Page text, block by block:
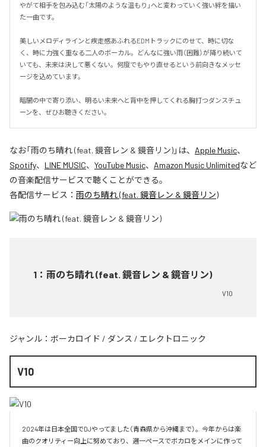
やがて相手を包み込む「太陽のような温もり」へと変わっていく強い絆を描い
た一曲です。
美しいメロディラインと疾走感あふれるEDMトラックにのせて、時に切な
く、時に力強く重なる二人のボーカル。どんなに強い雨（困難）が降り続いて
いても、未来は決して悪くない。何度でもやり直せるという前向きなメッセ
ージを込めています。
暗闇の中で寄り添い、明るい未来へと背中を押してくれる胸打つダンスチュ
ーンを、ぜひお聴きください。
なお「雨のち晴れ (feat. 鏡音レン & 鏡音リン)」は、 Apple Music、
Spotify、 LINE MUSIC、 YouTube Music、 Amazon Music Unlimitedなど
の音楽配信サービスで聴くことができる。
各配信サービス： 雨のち晴れ (feat. 鏡音レン & 鏡音リン)
1 ： 雨のち晴れ (feat. 鏡音レン & 鏡音リン)
V10
ジャンル： ボーカロイド / ダンス / エレクトロニック
V10
2024年は日本全国でDJやってました（青森県から沖縄まで）。今年からは楽
曲のクオリティー向上に努めており、週一ペースでボカロをメインに作って